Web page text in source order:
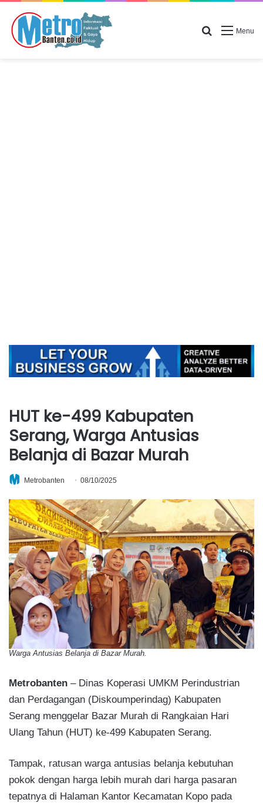
Menu
Search for
HUT ke-499 Kabupaten
Serang, Warga Antusias
Belanja di Bazar Murah
Metrobanten 08/10/2025
Warga Antusias Belanja di Bazar Murah.
Metrobanten – Dinas Koperasi UMKM Perindustrian
dan Perdagangan (Diskoumperindag) Kabupaten
Serang menggelar Bazar Murah di Rangkaian Hari
Ulang Tahun (HUT) ke-499 Kabupaten Serang.
Tampak, ratusan warga antusias belanja kebutuhan
pokok dengan harga lebih murah dari harga pasaran
tepatnya di Halaman Kantor Kecamatan Kopo pada